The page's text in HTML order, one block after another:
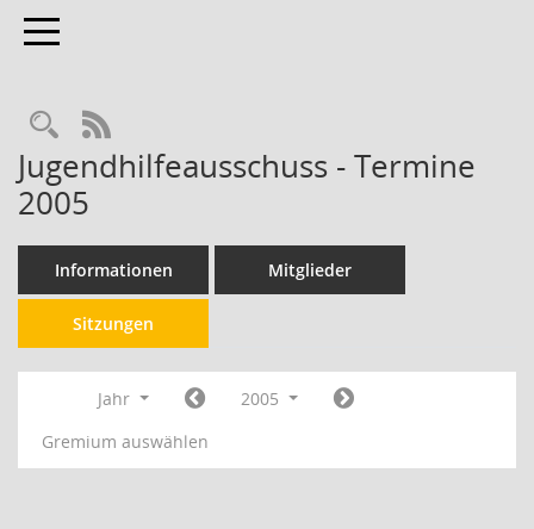
Toggle navigation
RSS-Feed
Jugendhilfeausschuss - Termine
2005
Informationen Mitglieder
Sitzungen
Jahr
2005
Gremium auswählen